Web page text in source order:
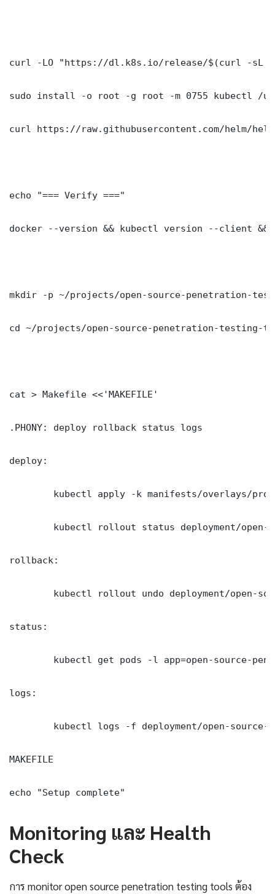
curl -LO "https://dl.k8s.io/release/$(curl -sL
sudo install -o root -g root -m 0755 kubectl /
curl https://raw.githubusercontent.com/helm/
echo "=== Verify ==="
docker --version && kubectl version --client &&
mkdir -p ~/projects/open-source-penetration-
cd ~/projects/open-source-penetration-testing-
cat > Makefile <<'MAKEFILE'
.PHONY: deploy rollback status logs
deploy:
rollback:
status:
logs:
MAKEFILE
echo "Setup complete"
Monitoring และ Health
Check
การ monitor open source penetration testing tools ต้อง